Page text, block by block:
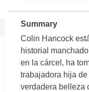
Summary
Colin Hancock
historial
en la cárcel, ha
trabajadora hija
verdadera belleza